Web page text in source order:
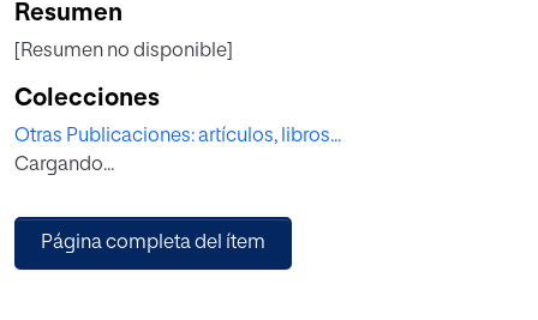
Resumen
[Resumen no disponible]
Colecciones
Otras Publicaciones: artículos, libros...
Cargando...
Página completa del ítem